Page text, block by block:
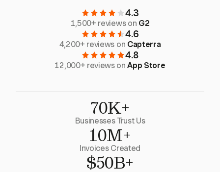
4.3
1,500+ reviews on G2
4.6
4,200+ reviews on Capterra
4.8
12,000+ reviews onApp Store
70K+
Businesses Trust Us
10M+
Invoices Created
$50B+